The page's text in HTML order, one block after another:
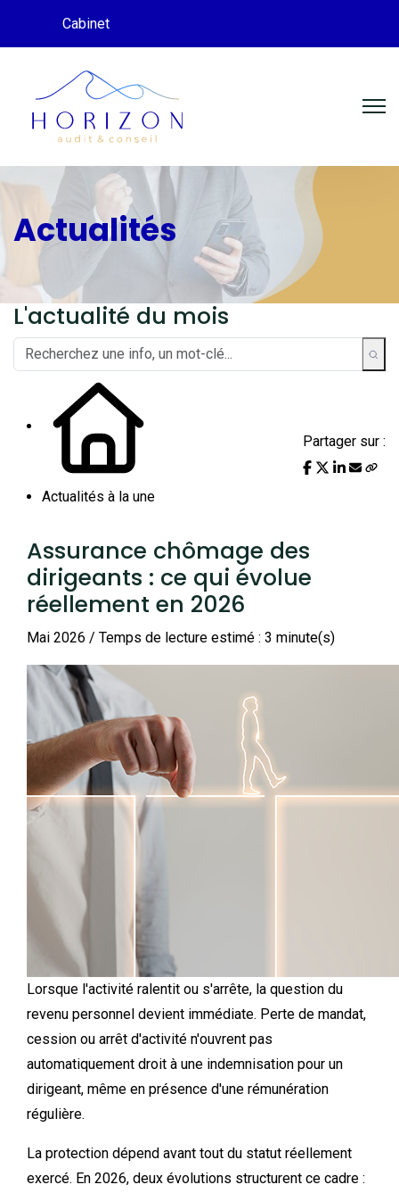
Cabinet
Actualités
L'actualité du mois
Actualités à la une
Partager sur :
Assurance chômage des
dirigeants : ce qui évolue
réellement en 2026
Mai 2026 / Temps de lecture estimé : 3 minute(s)
Lorsque l'activité ralentit ou s'arrête, la question du
revenu personnel devient immédiate. Perte de mandat,
cession ou arrêt d'activité n'ouvrent pas
automatiquement droit à une indemnisation pour un
dirigeant, même en présence d'une rémunération
régulière.
La protection dépend avant tout du statut réellement
exercé. En 2026, deux évolutions structurent ce cadre :